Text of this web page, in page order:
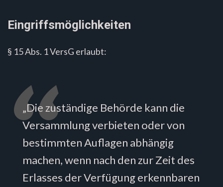
Eingriffsmöglichkeiten
§ 15 Abs. 1 VersG erlaubt:
„Die zuständige Behörde kann die
Versammlung verbieten oder von
bestimmten Auflagen abhängig
machen, wenn nach den zur Zeit des
Erlasses der Verfügung erkennbaren